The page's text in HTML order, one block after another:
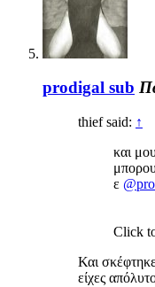
prodigal sub
thief said: ↑
και
ε
Click
Και
είχες